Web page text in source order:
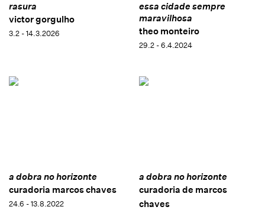
rasura
victor gorgulho
3.2 - 14.3.2026
essa cidade sempre
maravilhosa
theo monteiro
29.2 - 6.4.2024
a dobra no horizonte
curadoria marcos chaves
24.6 - 13.8.2022
a dobra no horizonte
curadoria de marcos
chaves